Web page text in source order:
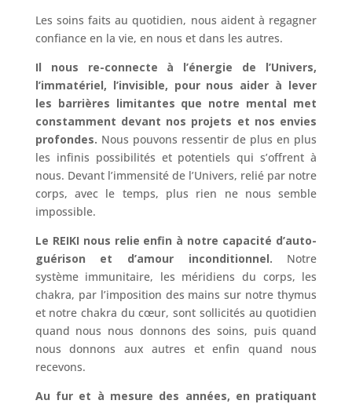
Les soins faits au quotidien, nous aident à regagner
confiance en la vie, en nous et dans les autres.
Il nous re-connecte à l’énergie de l’Univers,
l’immatériel, l’invisible, pour nous aider à lever
les barrières limitantes que notre mental met
constamment devant nos projets et nos envies
profondes. Nous pouvons ressentir de plus en plus
les infinis possibilités et potentiels qui s’offrent à
nous. Devant l’immensité de l’Univers, relié par notre
corps, avec le temps, plus rien ne nous semble
impossible.
Le REIKI nous relie enfin à notre capacité d’auto-
guérison et d’amour inconditionnel. Notre
système immunitaire, les méridiens du corps, les
chakra, par l’imposition des mains sur notre thymus
et notre chakra du cœur, sont sollicités au quotidien
quand nous nous donnons des soins, puis quand
nous donnons aux autres et enfin quand nous
recevons.
Au fur et à mesure des années, en pratiquant